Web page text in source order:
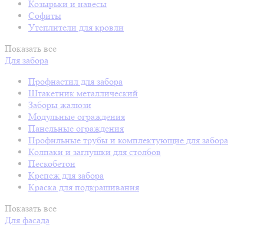
Козырьки и навесы
Софиты
Утеплители для кровли
Показать все
Для забора
Профнастил для забора
Штакетник металлический
Заборы жалюзи
Модульные ограждения
Панельные ограждения
Профильные трубы и комплектующие для забора
Колпаки и заглушки для столбов
Пескобетон
Крепеж для забора
Краска для подкрашивания
Показать все
Для фасада